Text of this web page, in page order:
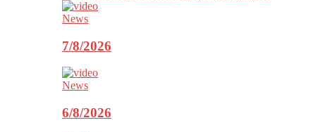
News
7/8/2026
News
6/8/2026